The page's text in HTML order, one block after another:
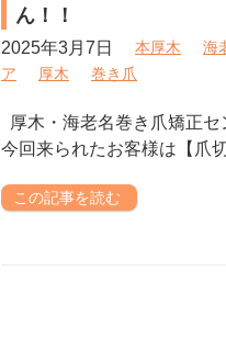
ん！！
2025年3月7日 本厚木 海
ア
厚木 巻き爪
厚木・海老名巻き爪矯正
今回来られたお客様は【
この記事を読む